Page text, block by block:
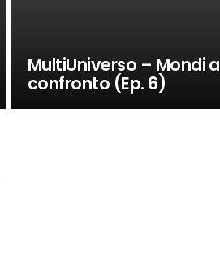
MultiUniverso – Mondi a
confronto (Ep. 6)